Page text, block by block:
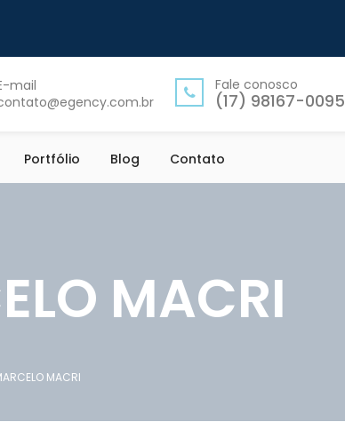
mail
Fale conosco
(17) 98167-0095
Portfólio Blog Contato
MACRI
MACRI